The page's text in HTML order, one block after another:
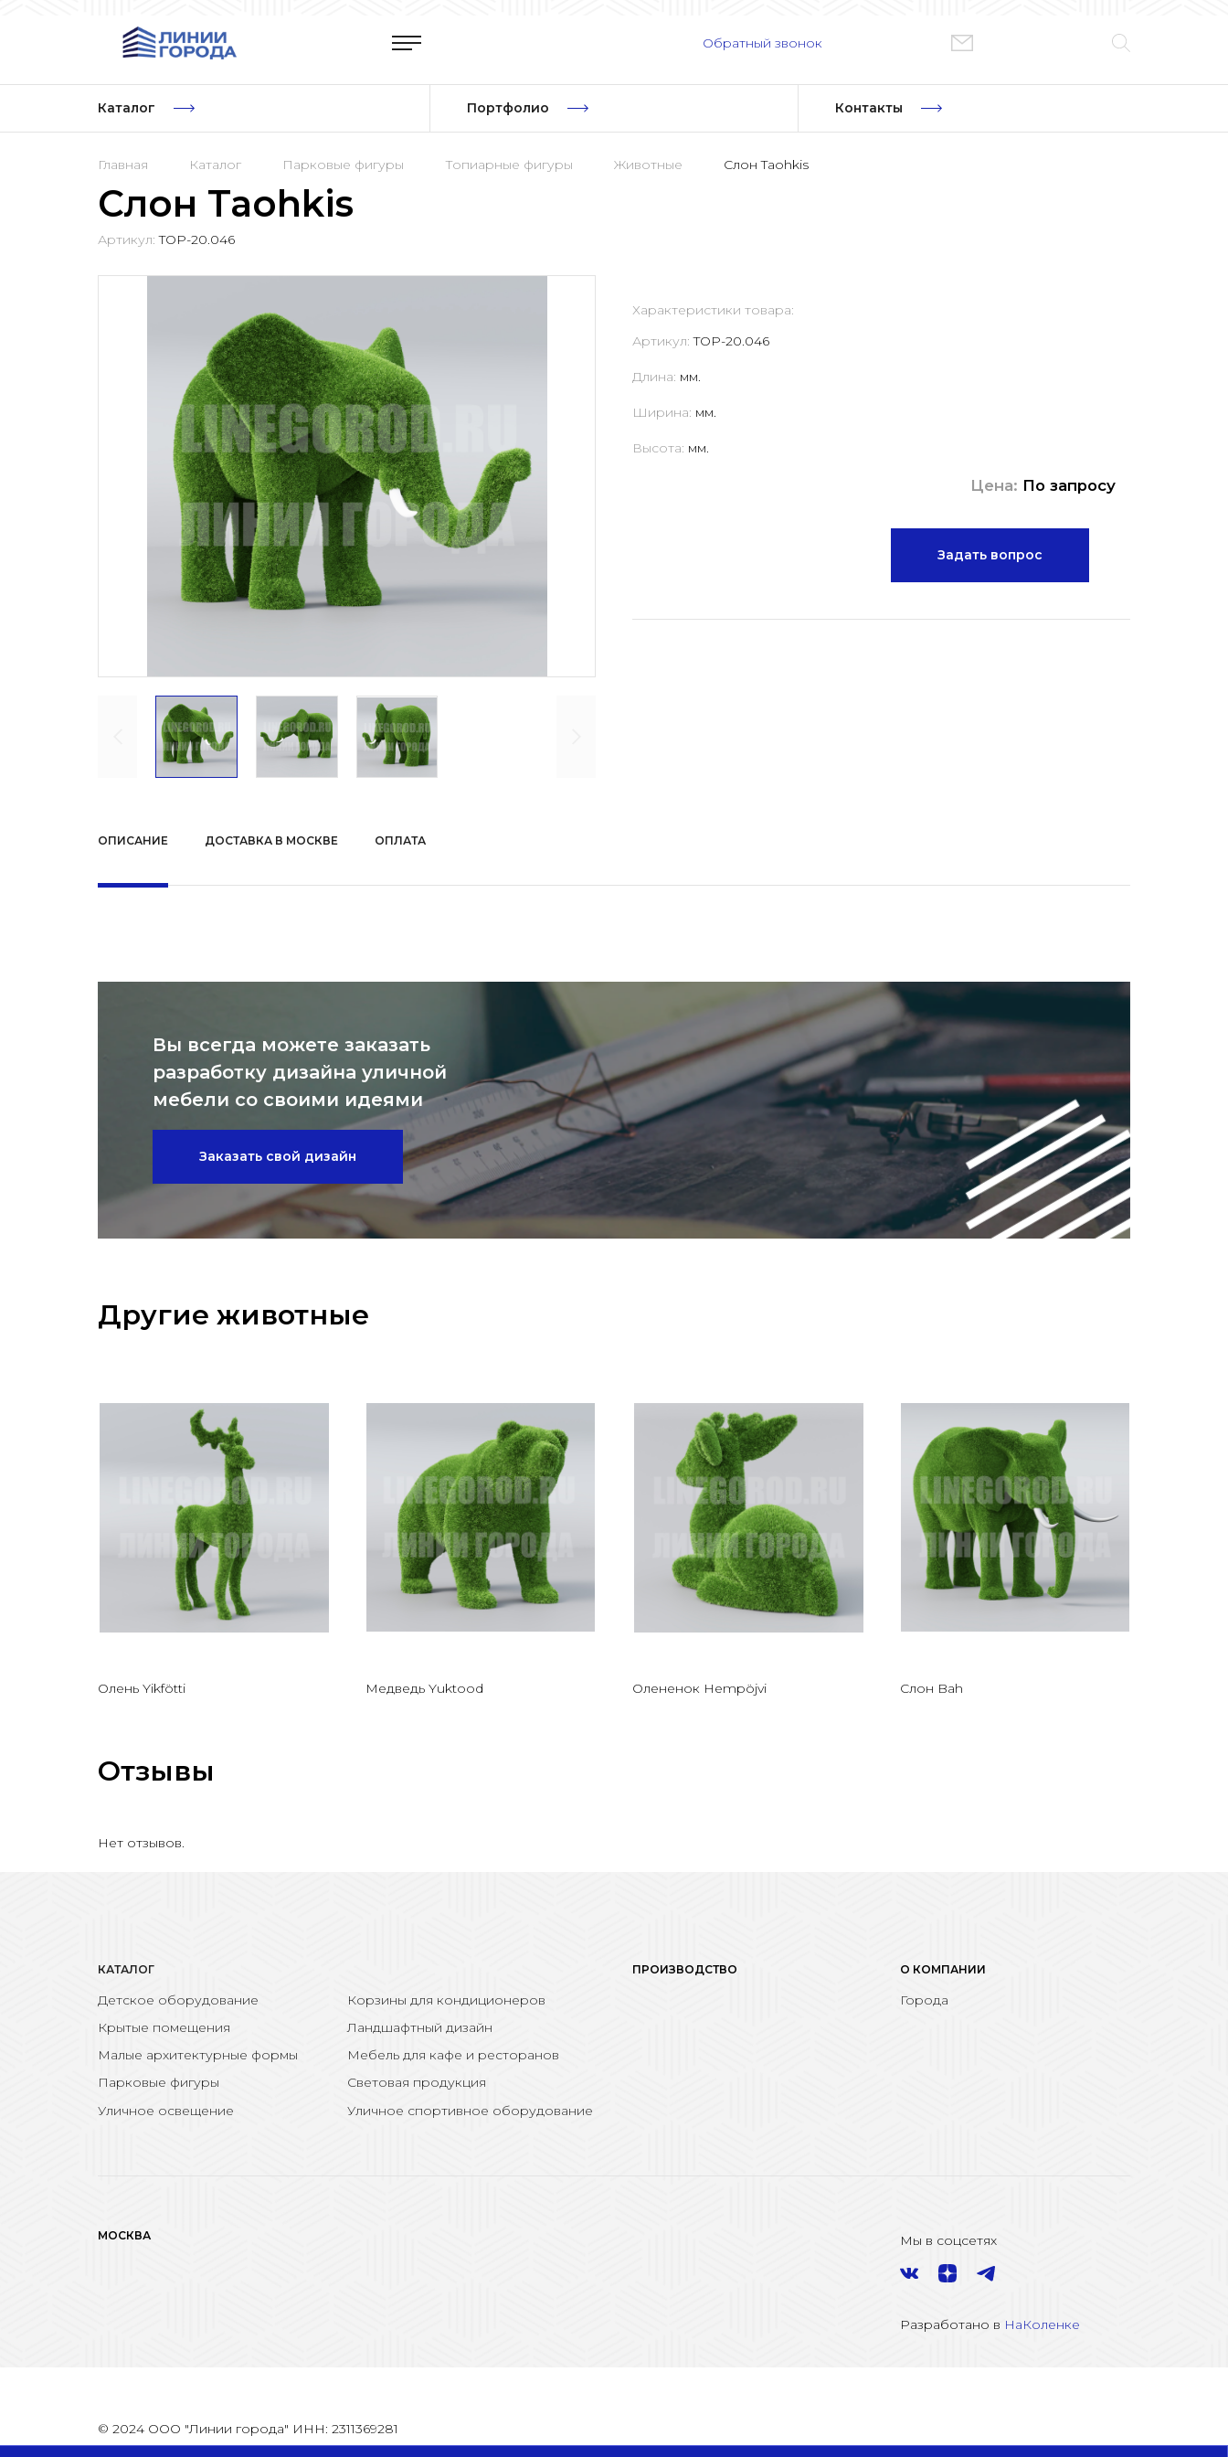
Обратный звонок
Каталог Портфолио Контакты
Главная Каталог Парковые фигуры Топиарные фигуры Животные Слон Taohkis
Слон Taohkis
Артикул: TOP-20.046
Характеристики товара:
Артикул:TOP-20.046
Длина: мм.
Ширина: мм.
Высота: мм.
Цена: По запросу
Задать вопрос
ОПИСАНИЕ ДОСТАВКА В МОСКВЕ ОПЛАТА
Вы всегда можете заказать
разработку дизайна уличной
мебели со своими идеями
Заказать свой дизайн
Другие животные
Олень Yikfötti Медведь Yuktood Олененок Hempöjvi Слон Bah
Отзывы
Нет отзывов.
КАТАЛОГ
Детское оборудование
Корзины для кондиционеров
Крытые помещения
Ландшафтный дизайн
Малые архитектурные формы
Мебель для кафе и ресторанов
Парковые фигуры
Световая продукция
Уличное освещение
Уличное спортивное оборудование
ПРОИЗВОДСТВО О КОМПАНИИ
Города
МОСКВА Мы в соцсетях
Разработано в НаКоленке
© 2024 ООО "Линии города" ИНН: 2311369281